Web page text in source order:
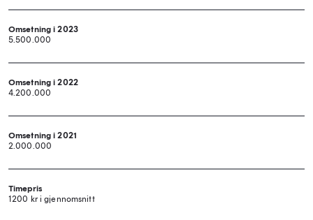
Omsetning i 2023
5.500.000
Omsetning i 2022
4.200.000
Omsetning i 2021
2.000.000
Timepris
1200 kr i gjennomsnitt